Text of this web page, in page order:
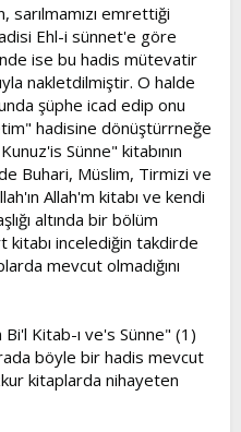
sarılmamızı emrettiği
Ehl-i sünnet'e göre
ise bu hadis mütevatir
nakletdilmiştir. O halde
şüphe icad edip onu
hadisine dönüştürrneğe
Sünne" kitabının
Buhari, Müslim, Tirmizi ve
Allah'm kitabı ve kendi
altında bir bölüm
kitabı incelediğin takdirde
mevcut olmadığını
Kitab-ı ve's Sünne" (1)
böyle bir hadis mevcut
kitaplarda nihayeten